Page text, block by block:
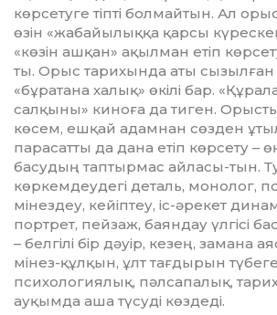
көрсетуге тіпті болмайтын. Ал
өзін «жабайы­лыққа қарсы
«көзін ашқан» ақыл­­ман етіп
ты. Орыс тарихында аты
«бұратана халық» өкілі бар.
салқыны» кино­ға да тиген. Орысты
көсем, ешқай адамнан сөзден
парасатты да дана етіп көрсету –
басу­дың таптырмас айласы-тын.
көркемдеудегі деталь, монолог,
мінездеу, кейіптеу, іс-әрекет
портрет, пейзаж, баяндау үлгісі
– белгілі бір дәуір, кезең, замана
мінез-құлқын, ұлт тағдырын
психологиялық, пәл­са­па­лық,
ауқымда аша түсуді көздеді.